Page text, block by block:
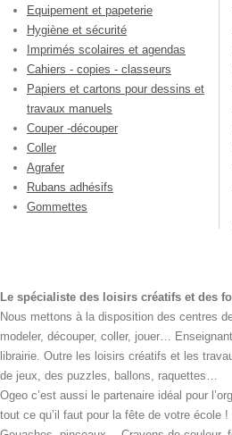
Equipement et papeterie
Hygiène et sécurité
Imprimés scolaires et agendas
Cahiers - copies - classeurs
Papiers et cartons pour dessins et
travaux manuels
Couper -découper
Coller
Agrafer
Rubans adhésifs
Gommettes
Le spécialiste des loisirs créatifs et des
Nous mettons à la disposition des centres
modeler, découper, coller, jouer…
librairie. Outre les loisirs créatifs et les
de jeux, des puzzles, ballons, raquettes…
Ogeo c’est aussi le partenaire idéal pour
tout ce qu’il faut pour la fête de votre